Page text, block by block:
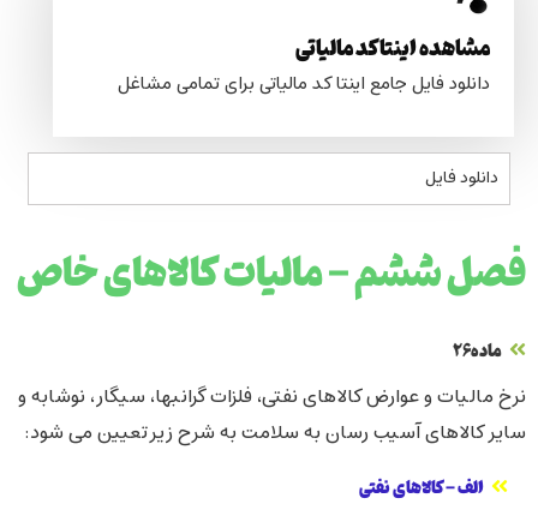
مشاهده اینتاکد مالیاتی
دانلود فایل جامع اینتا کد مالیاتی برای تمامی مشاغل
دانلود فایل
فصل ششم - مالیات کالاهای خاص
ماده۲۶
نرخ مالیات و عوارض کالاهای نفتی، فلزات گرانبها، سیگار، نوشابه و
سایر کالاهای آسیب رسان به سلامت به شرح زیر تعیین می شود:
الف - کالاهای نفتی